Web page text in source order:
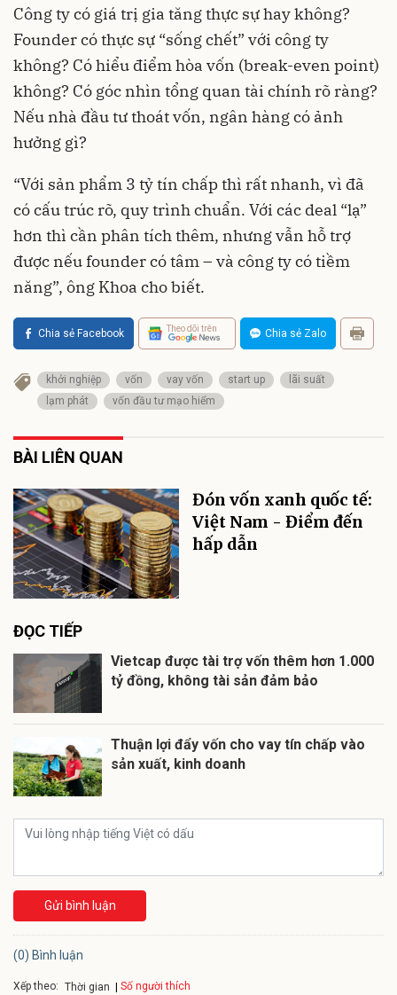
Công ty có giá trị gia tăng thực sự hay không?
Founder có thực sự “sống chết” với công ty
không? Có hiểu điểm hòa vốn (break-even point)
không? Có góc nhìn tổng quan tài chính rõ ràng?
Nếu nhà đầu tư thoát vốn, ngân hàng có ảnh
hưởng gì?
“Với sản phẩm 3 tỷ tín chấp thì rất nhanh, vì đã
có cấu trúc rõ, quy trình chuẩn. Với các deal “lạ”
hơn thì cần phân tích thêm, nhưng vẫn hỗ trợ
được nếu founder có tâm – và công ty có tiềm
năng”, ông Khoa cho biết.
Chia sẻ Facebook Theo dõi trên Chia sẻ Zalo
khởi nghiệp vốn vay vốn start up
lãi suất
lạm phát
vốn đầu tư mạo hiểm
BÀI LIÊN QUAN
Đón vốn xanh quốc tế:
Việt Nam - Điểm đến
hấp dẫn
ĐỌC TIẾP
Vietcap được tài trợ vốn thêm hơn 1.000
tỷ đồng, không tài sản đảm bảo
Thuận lợi đẩy vốn cho vay tín chấp vào
sản xuất, kinh doanh
Gửi bình luận
(0) Bình luận
Xếp theo: Thời gian Số người thích